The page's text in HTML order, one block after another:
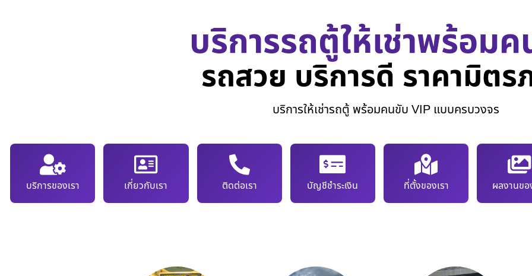
บริการรถตู้ให้เช่าพร้อม
รถสวย บริการดี ราคามิตร
บริการให้เช่ารถตู้ พร้อมคนขับ VIP แบบครบวงจร
บริการของเรา เกี่ยวกับเรา ติดต่อเรา บัญชีชำระเงิน ที่ตั้งของเรา ผลงานขอ